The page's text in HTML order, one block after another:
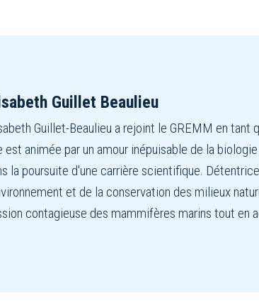
Guillet Beaulieu
Guillet-Beaulieu a rejoint le GREMM en
est animée par un amour inépuisable de la
la poursuite d'une carrière scientifique.
et de la conservation des milieux
contagieuse des mammifères marins tout en